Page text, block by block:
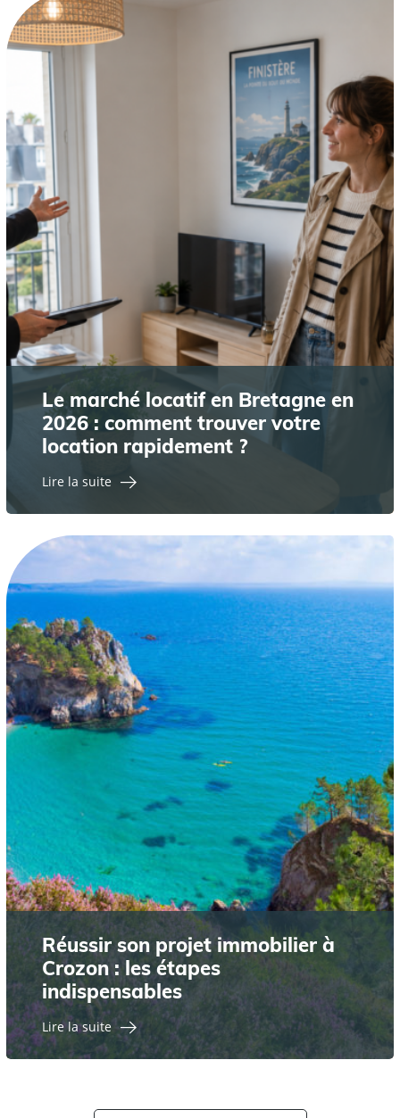
Le marché locatif en Bretagne en
2026 : comment trouver votre
location rapidement ?
Lire la suite
Réussir son projet immobilier à
Crozon : les étapes
indispensables
Lire la suite